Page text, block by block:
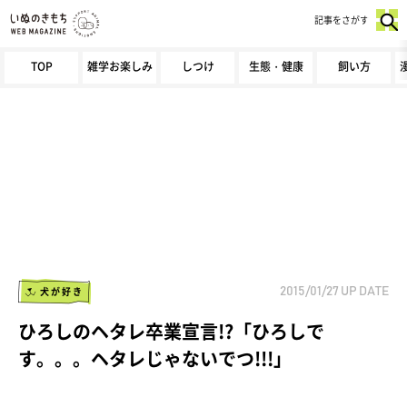
TOP 雑学お楽しみ しつけ 生態・健康 飼い方
記事をさがす
犬が好き 2015/01/27 UP DATE
ひろしのヘタレ卒業宣言!?「ひろしで
す。。。ヘタレじゃないでつ!!!」